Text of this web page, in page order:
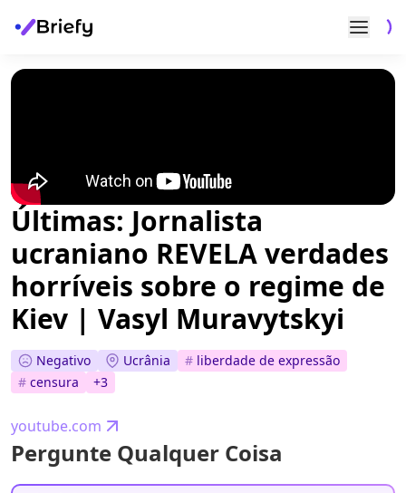
Últimas: Jornalista
ucraniano REVELA verdades
horríveis sobre o regime de
Kiev | Vasyl Muravytskyi
Negativo Ucrânia # liberdade de expressão
# censura +3
youtube.com
Pergunte Qualquer Coisa